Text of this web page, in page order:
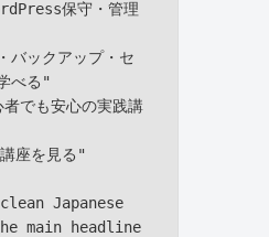
保守・管理
ックアップ・セ
べる"
も安心の実践講
を見る"
Japanese
main headline